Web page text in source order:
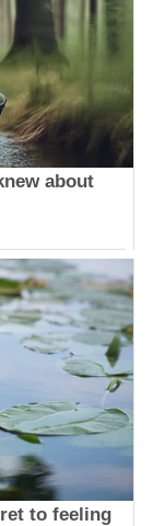
about
to feeling